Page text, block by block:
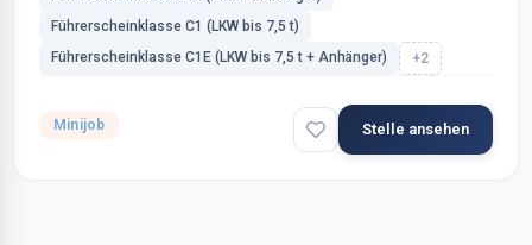
Führerscheinklasse C1 (LKW bis 7,5 t)
Führerscheinklasse C1E (LKW bis 7,5 t + Anhänger)
+2
Minijob Stelle ansehen